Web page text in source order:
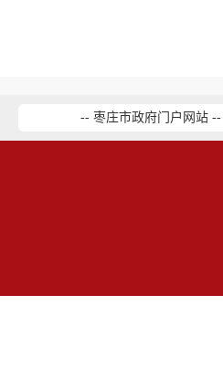
-- 枣庄市政府门户网站 --